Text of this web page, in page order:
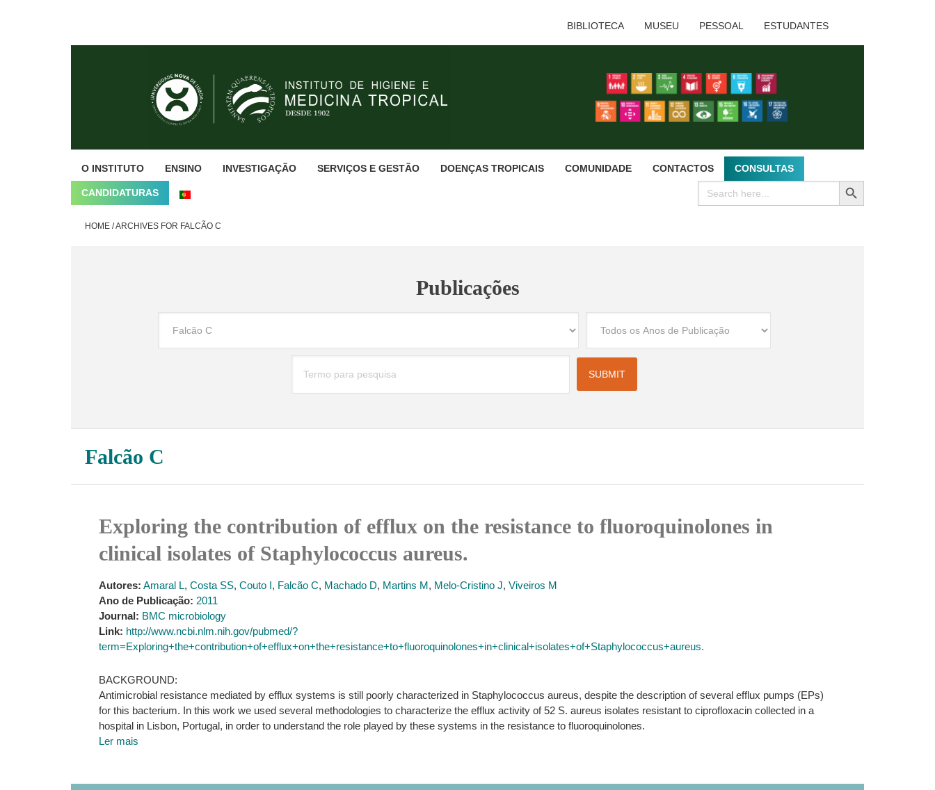
BIBLIOTECA MUSEU PESSOAL ESTUDANTES
O INSTITUTO ENSINO INVESTIGAÇÃO SERVIÇOS E GESTÃO DOENÇAS TROPICAIS COMUNIDADE CONTACTOS CONSULTAS
CANDIDATURAS
Search
for:
SEARCH BUTTON
HOME /ARCHIVES FOR FALCÃO C
Publicações
Falcão C
Exploring the contribution of efflux on the resistance to fluoroquinolones in
clinical isolates of Staphylococcus aureus.
Autores: Amaral L, Costa SS, Couto I, Falcão C, Machado D, Martins M, Melo-Cristino J, Viveiros M
Ano de Publicação: 2011
Journal: BMC microbiology
Link: http://www.ncbi.nlm.nih.gov/pubmed/?
term=Exploring+the+contribution+of+efflux+on+the+resistance+to+fluoroquinolones+in+clinical+isolates+of+Staphylococcus+aureus.
BACKGROUND:
Antimicrobial resistance mediated by efflux systems is still poorly characterized in Staphylococcus aureus, despite the description of several efflux pumps (EPs)
for this bacterium. In this work we used several methodologies to characterize the efflux activity of 52 S. aureus isolates resistant to ciprofloxacin collected in a
hospital in Lisbon, Portugal, in order to understand the role played by these systems in the resistance to fluoroquinolones.
Ler mais